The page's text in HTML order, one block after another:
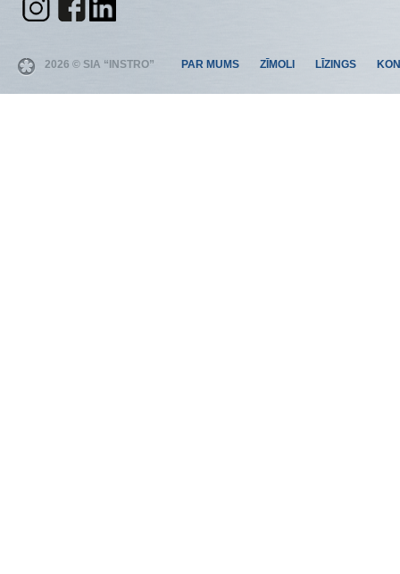
2026 © SIA “INSTRO” PAR MUMS ZĪMOLI LĪZINGS